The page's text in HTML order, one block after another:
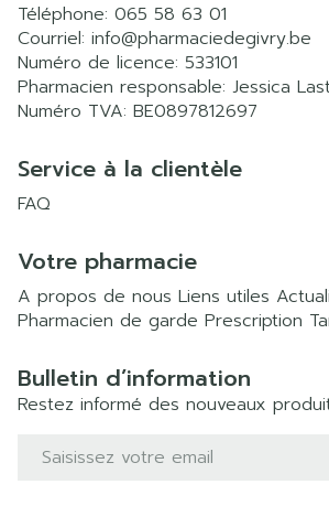
Téléphone: 065 58 63 01
Courriel: info@pharmaciedegivry.be
Numéro de licence: 533101
Pharmacien responsable: Jessica
Numéro TVA: BE0897812697
Service à la clientèle
FAQ
Votre pharmacie
A propos de nous Liens utiles
Pharmacien de garde Prescription
Bulletin d’information
Restez informé des nouveaux
Adresse mail